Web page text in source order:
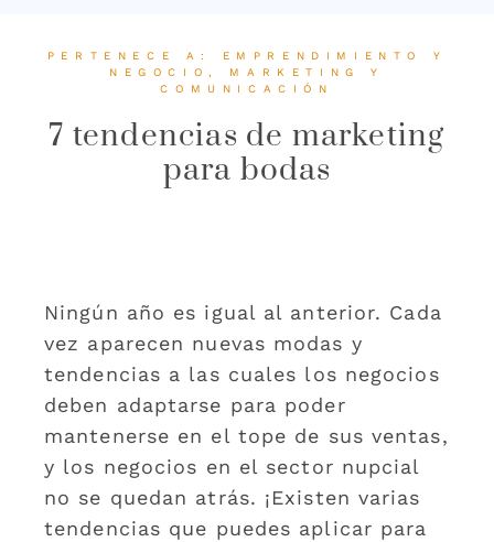
PERTENECE A:
EMPRENDIMIENTO Y
NEGOCIO, MARKETING Y
COMUNICACIÓN
7 tendencias de marketing
para bodas
Ningún año es igual al anterior. Cada
vez aparecen nuevas modas y
tendencias a las cuales los negocios
deben adaptarse para poder
mantenerse en el tope de sus ventas,
y los negocios en el sector nupcial
no se quedan atrás. ¡Existen varias
tendencias que puedes aplicar para